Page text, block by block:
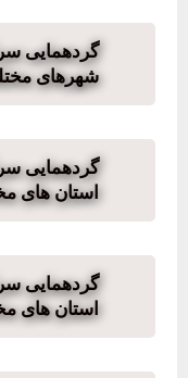
گردهمایی
شهرهای
گردهمایی
استان های
گردهمایی
استان های